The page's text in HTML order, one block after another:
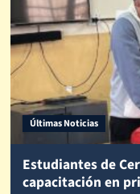
Últimas Noticias
Estudiantes de
capacitación en